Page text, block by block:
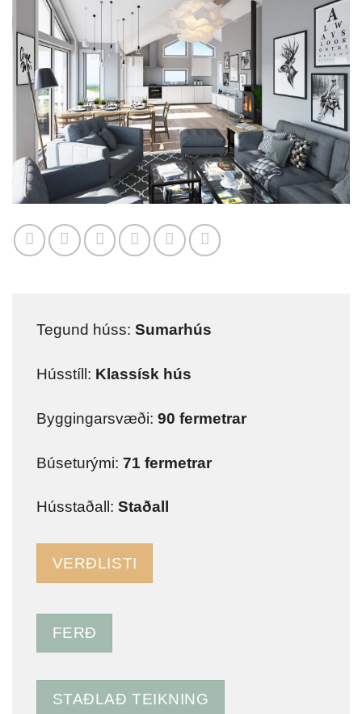
Tegund húss: Sumarhús
Hússtíll: Klassísk hús
Byggingarsvæði: 90 fermetrar
Búseturými: 71 fermetrar
Hússtaðall: Staðall
VERÐLISTI
FERÐ
STAÐLAÐ TEIKNING